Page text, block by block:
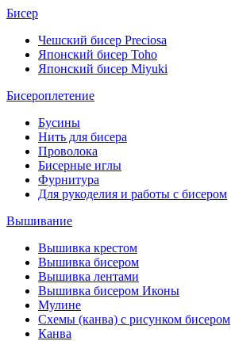
Бисер
Чешский бисер Preciosa
Японский бисер Toho
Японский бисер Miyuki
Бисероплетение
Бусины
Нить для бисера
Проволока
Бисерные иглы
Фурнитура
Для рукоделия и работы с бисером
Вышивание
Вышивка крестом
Вышивка бисером
Вышивка лентами
Вышивка бисером Иконы
Мулине
Схемы (канва) с рисунком бисером
Канва